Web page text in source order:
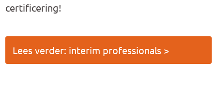
certificering!
Lees verder: interim professionals >